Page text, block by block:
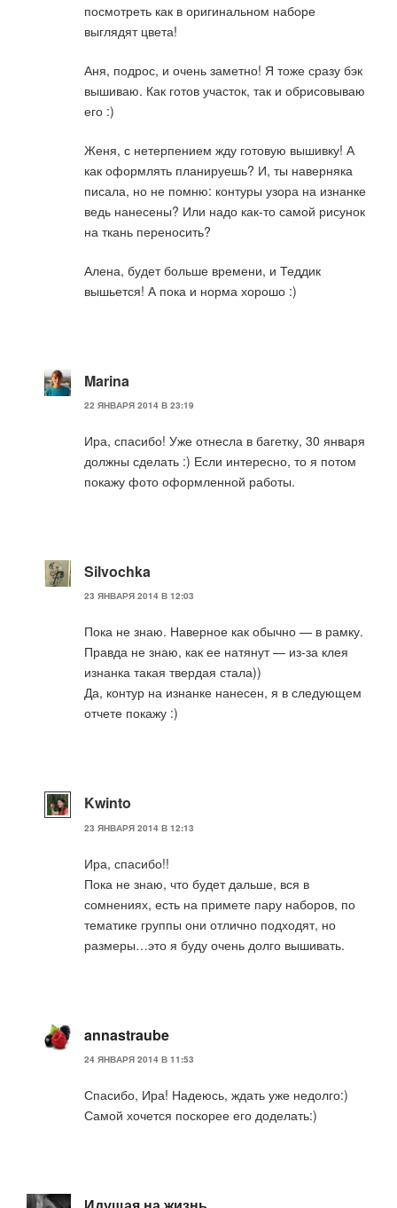
посмотреть как в оригинальном наборе
выглядят цвета!
Аня, подрос, и очень заметно! Я тоже сразу бэк
вышиваю. Как готов участок, так и обрисовываю
его :)
Женя, с нетерпением жду готовую вышивку! А
как оформлять планируешь? И, ты наверняка
писала, но не помню: контуры узора на изнанке
ведь нанесены? Или надо как-то самой рисунок
на ткань переносить?
Алена, будет больше времени, и Теддик
вышьется! А пока и норма хорошо :)
Marina
22 ЯНВАРЯ 2014 В 23:19
Ира, спасибо! Уже отнесла в багетку, 30 января
должны сделать :) Если интересно, то я потом
покажу фото оформленной работы.
Silvochka
23 ЯНВАРЯ 2014 В 12:03
Пока не знаю. Наверное как обычно — в рамку.
Правда не знаю, как ее натянут — из-за клея
изнанка такая твердая стала))
Да, контур на изнанке нанесен, я в следующем
отчете покажу :)
Kwinto
23 ЯНВАРЯ 2014 В 12:13
Ира, спасибо!!
Пока не знаю, что будет дальше, вся в
сомнениях, есть на примете пару наборов, по
тематике группы они отлично подходят, но
размеры…это я буду очень долго вышивать.
annastraube
24 ЯНВАРЯ 2014 В 11:53
Спасибо, Ира! Надеюсь, ждать уже недолго:)
Самой хочется поскорее его доделать:)